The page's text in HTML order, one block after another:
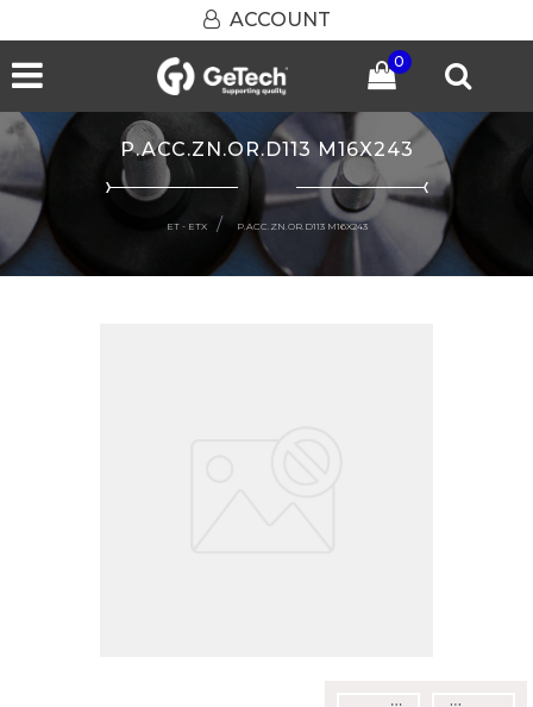
ACCOUNT
Open menu 0
P.ACC.ZN.OR.D113 M16X243
ET - ETX P.ACC.ZN.OR.D113 M16X243